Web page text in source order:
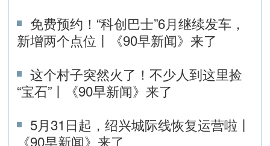
免费预约！“科创巴士”6月继续发车，
新增两个点位丨《90早新闻》来了
这个村子突然火了！不少人到这里捡
“宝石”丨《90早新闻》来了
5月31日起，绍兴城际线恢复运营啦丨
《90早新闻》来了